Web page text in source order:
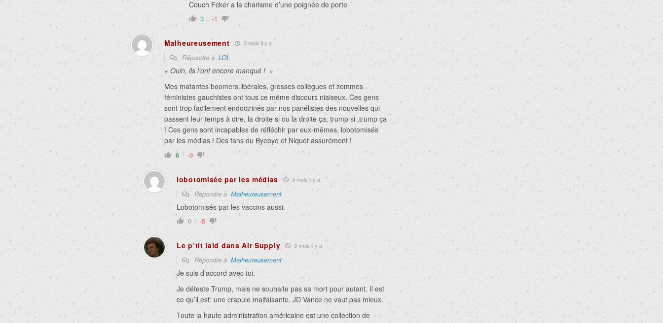
Couch Fcker a la charisme d’une poignée de porte
3 -1
Malheureusement 3 mois il y a
Répondre à LOL
« Ouin, ils l’ont encore manqué ! »
Mes matantes boomers libérales, grosses collègues et zommes
féministes gauchistes ont tous ce même discours niaiseux. Ces gens
sont trop facilement endoctrinés par nos panélistes des nouvelles qui
passent leur temps à dire, la droite si ou la droite ça, trump si ,trump ça
! Ces gens sont incapables de réfléchir par eux-mêmes, lobotomisés
par les médias ! Des fans du Byebye et Niquet assurément !
6 -9
lobotomisée par les médias 3 mois il y a
Répondre à Malheureusement
Lobotomisés par les vaccins aussi.
0 -5
Le p’tit laid dans Air Supply 3 mois il y a
Répondre à Malheureusement
Je suis d’accord avec toi.
Je déteste Trump, mais ne souhaite pas sa mort pour autant. Il est
ce qu’il est: une crapule malfaisante. JD Vance ne vaut pas mieux.
Toute la haute administration américaine est une collection de